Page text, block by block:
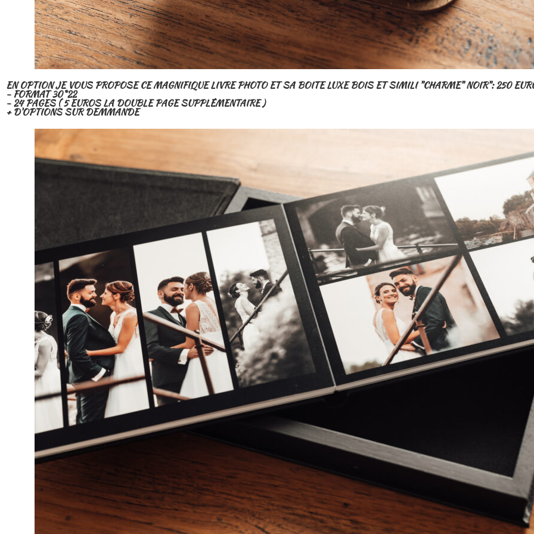
EN OPTION JE VOUS PROPOSE CE MAGNIFIQUE LIVRE PHOTO ET SA BOITE LUXE BOIS ET SIMILI "CHARME" NOIR": 250
- FORMAT 30*22
- 24 PAGES ( 5 EUROS LA DOUBLE PAGE SUPPLÉMENTAIRE )
+ D'OPTIONS SUR DEMMANDE